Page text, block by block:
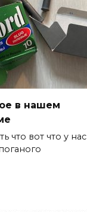
в нашем
что вот что у нас